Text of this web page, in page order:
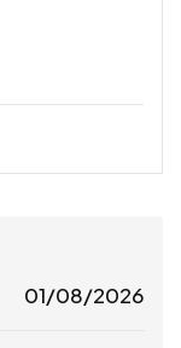
01/08/2026